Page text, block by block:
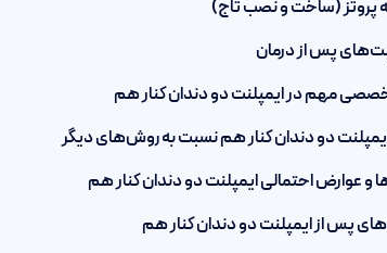
مهم در ایمپلنت دو دندان کنار هم
دو دندان کنار هم نسبت به روش‌های دیگر
و عوارض احتمالی ایمپلنت دو دندان کنار هم
پس از ایمپلنت دو دندان کنار هم